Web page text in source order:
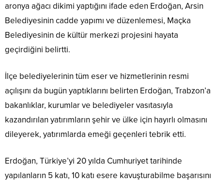
aronya ağacı dikimi yaptığını ifade eden Erdoğan, Arsin
Belediyesinin cadde yapımı ve düzenlemesi, Maçka
Belediyesinin de kültür merkezi projesini hayata
geçirdiğini belirtti.
İlçe belediyelerinin tüm eser ve hizmetlerinin resmi
açılışını da bugün yaptıklarını belirten Erdoğan, Trabzon’a
bakanlıklar, kurumlar ve belediyeler vasıtasıyla
kazandırılan yatırımların şehir ve ülke için hayırlı olmasını
dileyerek, yatırımlarda emeği geçenleri tebrik etti.
Erdoğan, Türkiye’yi 20 yılda Cumhuriyet tarihinde
yapılanların 5 katı, 10 katı esere kavuşturabilme başarısını